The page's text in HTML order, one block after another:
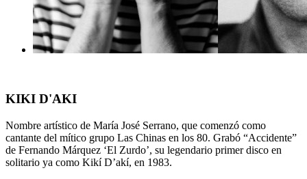
KIKI D'AKI
Nombre artístico de María José Serrano, que comenzó como
cantante del mítico grupo Las Chinas en los 80. Grabó “Accidente”
de Fernando Márquez ‘El Zurdo’, su legendario primer disco en
solitario ya como Kikí D’akí, en 1983.